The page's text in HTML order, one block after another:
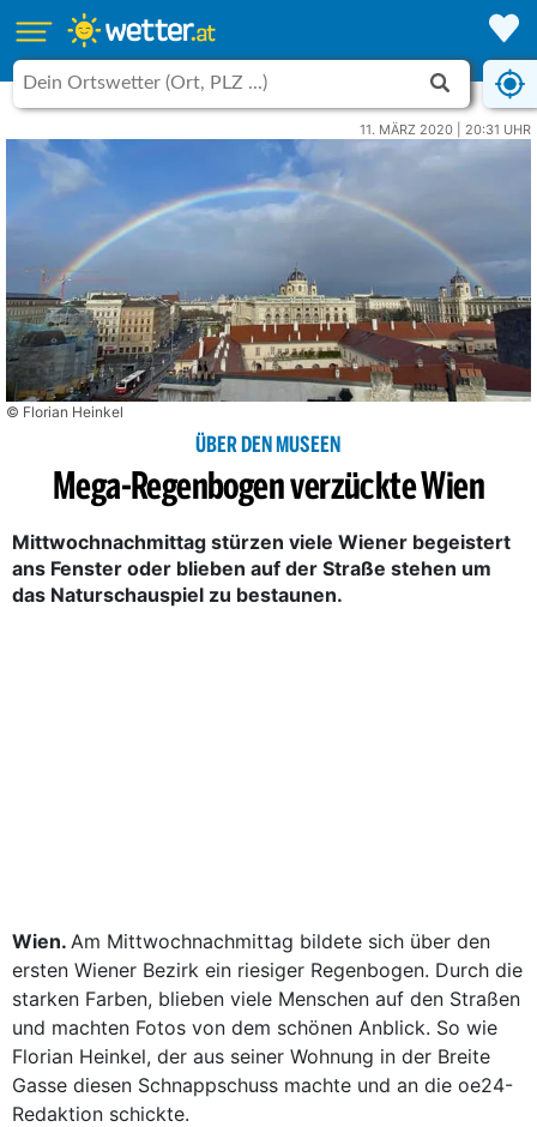
11. MÄRZ 2020 | 20:31 UHR
© Florian Heinkel
ÜBER DEN MUSEEN
Mega-Regenbogen verzückte Wien
Mittwochnachmittag stürzen viele Wiener begeistert
ans Fenster oder blieben auf der Straße stehen um
das Naturschauspiel zu bestaunen.
Wien. Am Mittwochnachmittag bildete sich über den
ersten Wiener Bezirk ein riesiger Regenbogen. Durch die
starken Farben, blieben viele Menschen auf den Straßen
und machten Fotos von dem schönen Anblick. So wie
Florian Heinkel, der aus seiner Wohnung in der Breite
Gasse diesen Schnappschuss machte und an die oe24-
Redaktion schickte.